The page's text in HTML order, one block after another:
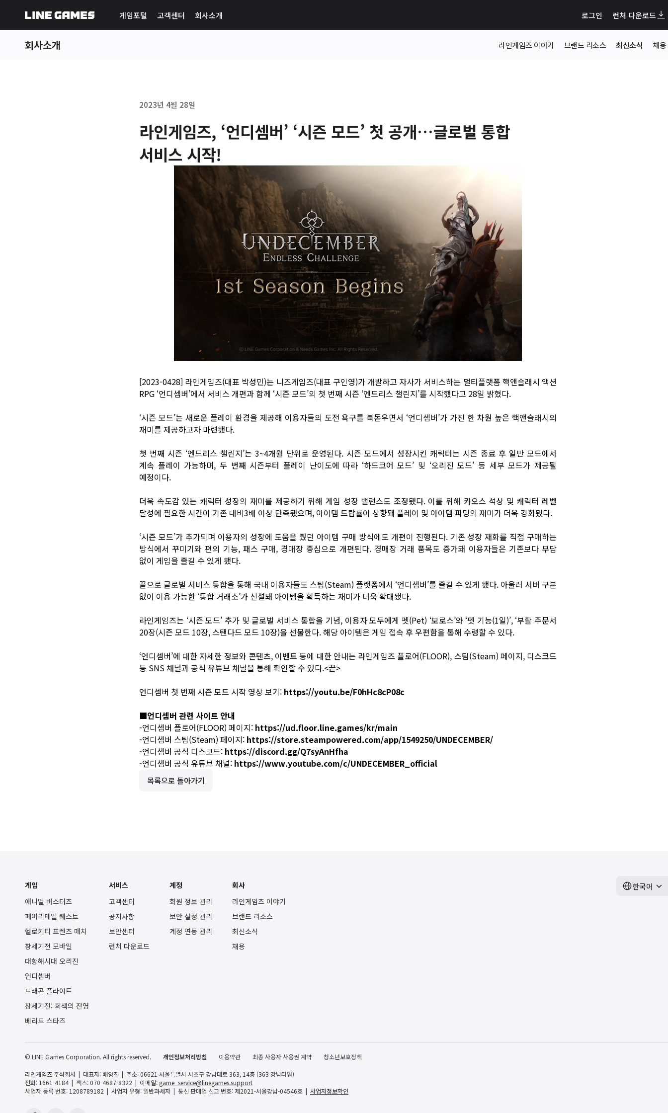
게임포털 고객센터 회사소개 로그인 런처 다운로드
회사소개 라인게임즈 이야기 브랜드 리소스 최신소식 채용
2023년 4월 28일
라인게임즈, ‘언디셈버’ ‘시즌 모드’ 첫 공개…글로벌 통합
서비스 시작!
[2023-0428] 라인게임즈(대표 박성민)는 니즈게임즈(대표 구인영)가 개발하고 자사가 서비스하는 멀티플랫폼 핵앤슬래시 액션
RPG ‘언디셈버’에서 서비스 개편과 함께 ‘시즌 모드’의 첫 번째 시즌 ‘엔드리스 챌린지’를 시작했다고 28일 밝혔다.
‘시즌 모드’는 새로운 플레이 환경을 제공해 이용자들의 도전 욕구를 북돋우면서 ‘언디셈버’가 가진 한 차원 높은 핵앤슬래시의
재미를 제공하고자 마련됐다.
첫 번째 시즌 ‘엔드리스 챌린지’는 3~4개월 단위로 운영된다. 시즌 모드에서 성장시킨 캐릭터는 시즌 종료 후 일반 모드에서
계속 플레이 가능하며, 두 번째 시즌부터 플레이 난이도에 따라 ‘하드코어 모드’ 및 ‘오리진 모드’ 등 세부 모드가 제공될
예정이다.
더욱 속도감 있는 캐릭터 성장의 재미를 제공하기 위해 게임 성장 밸런스도 조정됐다. 이를 위해 카오스 석상 및 캐릭터 레벨
달성에 필요한 시간이 기존 대비3배 이상 단축됐으며, 아이템 드랍률이 상향돼 플레이 및 아이템 파밍의 재미가 더욱 강화됐다.
‘시즌 모드’가 추가되며 이용자의 성장에 도움을 줬던 아이템 구매 방식에도 개편이 진행된다. 기존 성장 재화를 직접 구매하는
방식에서 꾸미기와 편의 기능, 패스 구매, 경매장 중심으로 개편된다. 경매장 거래 품목도 증가돼 이용자들은 기존보다 부담
없이 게임을 즐길 수 있게 됐다.
끝으로 글로벌 서비스 통합을 통해 국내 이용자들도 스팀(Steam) 플랫폼에서 ‘언디셈버’를 즐길 수 있게 됐다. 아울러 서버 구분
없이 이용 가능한 ‘통합 거래소’가 신설돼 아이템을 획득하는 재미가 더욱 확대됐다.
라인게임즈는 ‘시즌 모드’ 추가 및 글로벌 서비스 통합을 기념, 이용자 모두에게 펫(Pet) ‘보로스’와 ‘펫 기능(1일)’, ‘부활 주문서
20장(시즌 모드 10장, 스탠다드 모드 10장)을 선물한다. 해당 아이템은 게임 접속 후 우편함을 통해 수령할 수 있다.
‘언디셈버’에 대한 자세한 정보와 콘텐츠, 이벤트 등에 대한 안내는 라인게임즈 플로어(FLOOR), 스팀(Steam) 페이지, 디스코드
등 SNS 채널과공식 유튜브 채널을 통해 확인할 수 있다.<끝>
언디셈버 첫 번째 시즌 모드 시작 영상 보기: https://youtu.be/F0hHc8cP08c
■언디셈버 관련 사이트 안내
-언디셈버 플로어(FLOOR) 페이지: https://ud.floor.line.games/kr/main
-언디셈버 스팀(Steam) 페이지: https://store.steampowered.com/app/1549250/UNDECEMBER/
-언디셈버 공식 디스코드: https://discord.gg/Q7syAnHfha
-언디셈버 공식 유튜브 채널: https://www.youtube.com/c/UNDECEMBER_official
목록으로 돌아가기
게임
애니멀 버스터즈
페어리테일 퀘스트
헬로키티 프렌즈 매치
창세기전 모바일
대항해시대 오리진
언디셈버
드래곤 플라이트
창세기전: 회색의 잔영
베리드 스타즈
서비스
고객센터
공지사항
보안센터
런처 다운로드
계정
회원 정보 관리
보안 설정 관리
계정 연동 관리
회사
라인게임즈 이야기
브랜드 리소스
최신소식
채용
한국어
© LINE Games Corporation. All rights reserved. 개인정보처리방침 이용약관 최종 사용자 사용권 계약 청소년보호정책
라인게임즈 주식회사 대표자: 배영진
주소: 06621 서울특별시 서초구 강남대로 363, 14층 (363 강남타워)
전화: 1661-4184
팩스: 070-4687-8322 이메일: game_service@linegames.support
사업자 등록 번호: 1208789182
사업자 유형: 일반과세자 통신 판매업 신고 번호: 제2021-서울강남-04546호 사업자정보확인